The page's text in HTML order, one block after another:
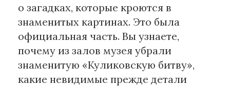
о загадках, которые кроются в
знаменитых картинах. Это была
официальная часть. Вы узнаете,
почему из залов музея убрали
знаменитую «Куликовскую битву»,
какие невидимые прежде детали